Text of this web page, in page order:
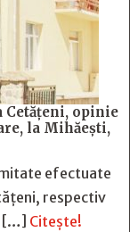
Cetăţeni, opinie
la Mihăeşti,
efectuate
respectiv
[…] Citește!